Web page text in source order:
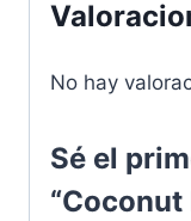
No hay
Sé el
“Coconut